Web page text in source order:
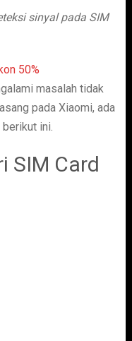
sinyal pada SIM
masalah tidak
pada Xiaomi, ada
ini.
SIM Card